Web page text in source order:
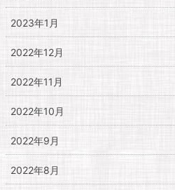
2023年1月
2022年12月
2022年11月
2022年10月
2022年9月
2022年8月